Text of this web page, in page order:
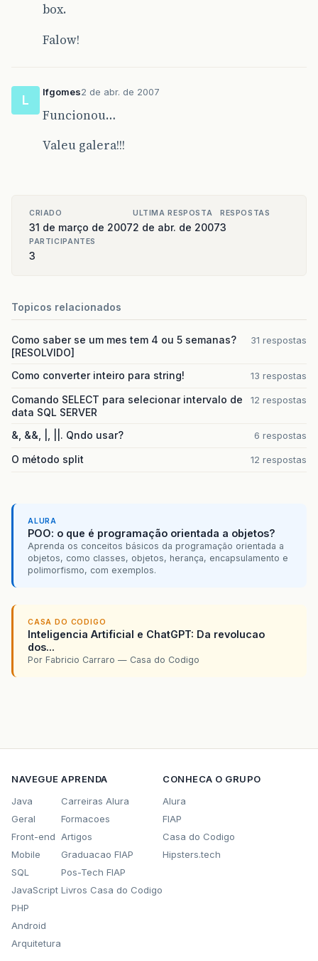
box.
Falow!
L
lfgomes2 de abr. de 2007
Funcionou…
Valeu galera!!!
CRIADO
31 de março de 2007
ULTIMA RESPOSTA
2 de abr. de 2007
RESPOSTAS
3
PARTICIPANTES
3
Topicos relacionados
Como saber se um mes tem 4 ou 5 semanas?
[RESOLVIDO]
31 respostas
Como converter inteiro para string! 13 respostas
Comando SELECT para selecionar intervalo de
data SQL SERVER
12 respostas
&, &&, |, ||. Qndo usar? 6 respostas
O método split 12 respostas
ALURA
POO: o que é programação orientada a objetos?
Aprenda os conceitos básicos da programação orientada a
objetos, como classes, objetos, herança, encapsulamento e
polimorfismo, com exemplos.
CASA DO CODIGO
Inteligencia Artificial e ChatGPT: Da revolucao
dos...
Por Fabricio Carraro — Casa do Codigo
NAVEGUE
Java
Geral
Front-end
Mobile
SQL
JavaScript
PHP
Android
Arquitetura
APRENDA
Carreiras Alura
Formacoes
Artigos
Graduacao FIAP
Pos-Tech FIAP
Livros Casa do Codigo
CONHECA O GRUPO
Alura
FIAP
Casa do Codigo
Hipsters.tech